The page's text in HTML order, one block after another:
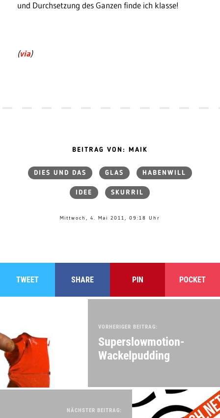
und Durchsetzung des Ganzen finde ich klasse!
(via)
BEITRAG VON: MAIK
DIES UND DAS GLAS HABENWILL
IDEE SKURRIL
Mittwoch, 4. Mai 2011, 09:18 Uhr
TWEET SHARE PIN POCKET
VORHERIGER BEITRAG:
Superslowmotion-
Wackelpudding
NÄCHSTER BEITRAG: